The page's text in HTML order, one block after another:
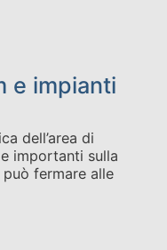
e impianti
dell’area di
importanti sulla
fermare alle